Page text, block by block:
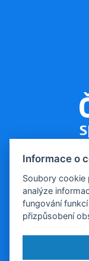
Kontakt
Informace o
Soubory cookie
analýze
fungování
přizpůsobení